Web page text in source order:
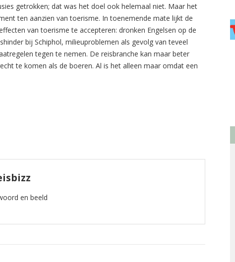
getrokken; dat was het doel ook helemaal niet. Maar het
ten aanzien van toerisme. In toenemende mate lijkt de
van toerisme te accepteren: dronken Engelsen op de
bij Schiphol, milieuproblemen als gevolg van teveel
tegen te nemen. De reisbranche kan maar beter
te komen als de boeren. Al is het alleen maar omdat een
en beeld